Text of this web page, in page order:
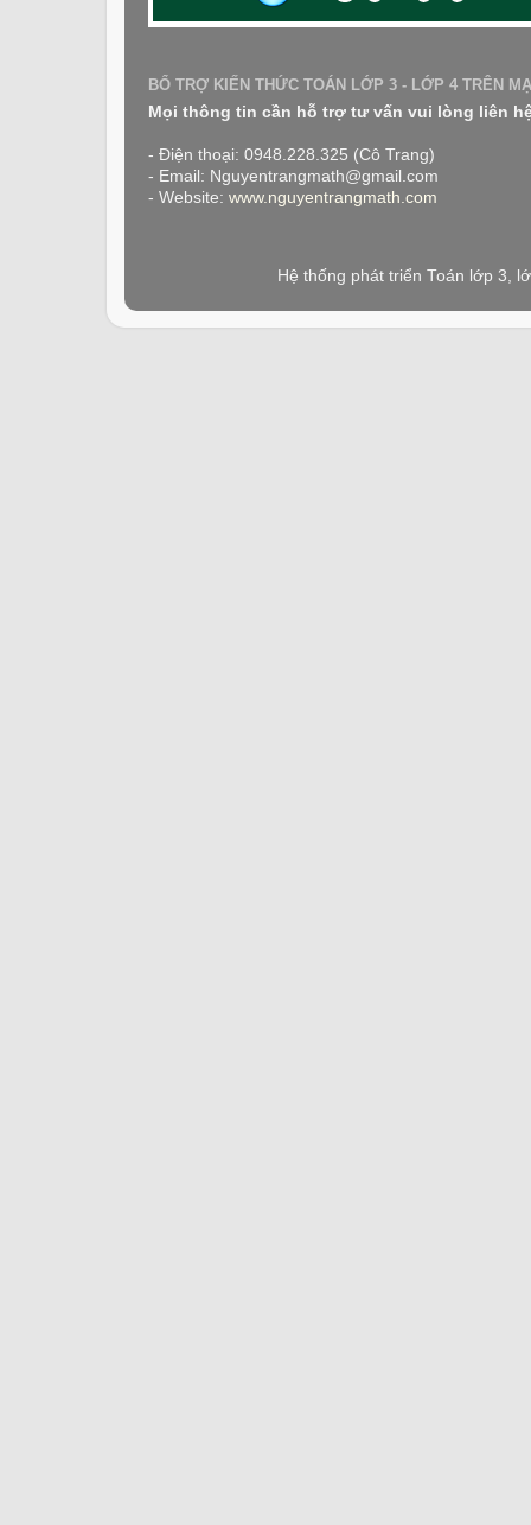
BỔ TRỢ KIẾN THỨC TOÁN LỚP 3 - LỚP 4 TRÊN
Mọi thông tin cần hỗ trợ tư vấn vui lòng liên
- Điện thoại: 0948.228.325 (Cô Trang)
- Email: Nguyentrangmath@gmail.com
- Website: www.nguyentrangmath.com
Hệ thống phát triển Toán lớp 3,